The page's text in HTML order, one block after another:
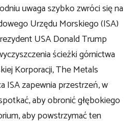
uwaga szybko zwróci się na
Urzędu Morskiego (ISA)
USA Donald Trump
ścieżki górnictwa
Korporacji, The Metals
ISA zapewnia przestrzeń, w
aby obronić głębokiego
aby powstrzymać ten